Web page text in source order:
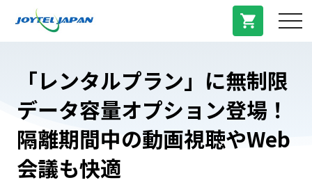
料金プラン
プラン/商品
「レンタルプラン」に無制限
データ容量オプション登場！
隔離期間中の動画視聴やWeb
会議も快適